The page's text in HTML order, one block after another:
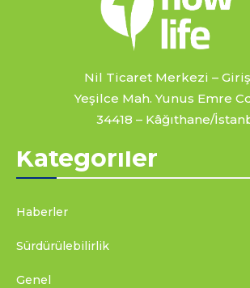
Nil Ticaret Merkezi – Giriş
Yeşilce Mah. Yunus Emre
34418 – Kâğıthane/
Kategoriler
Haberler
Sürdürülebilirlik
Genel